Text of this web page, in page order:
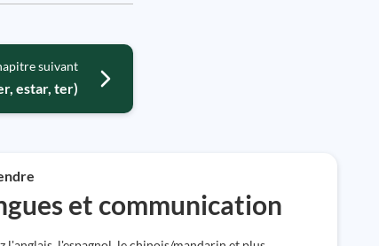
suivant
estar, ter)
et communication